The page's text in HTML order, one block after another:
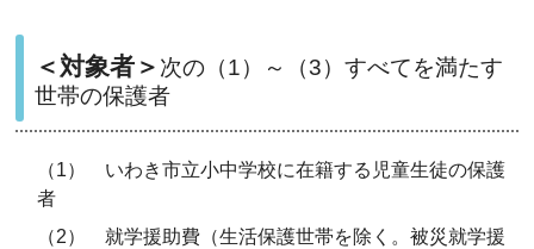
＜対象者＞ 次の（1）～（3）すべてを満たす
世帯の保護者
（1） いわき市立小中学校に在籍する児童生徒の保護
者
（2） 就学援助費（生活保護世帯を除く。被災就学援